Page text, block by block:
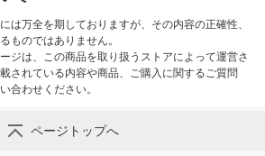
は万全を期しておりますが、その内容の正確性、
ものではありません。
ジは、この商品を取り扱うストアによって運営さ
されている内容や商品、ご購入に関するご質問
合わせください。
ページトップへ